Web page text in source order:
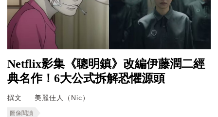
Netflix影集《聰明鎮》改編伊藤潤二經
典名作！6大公式拆解恐懼源頭
撰文 美麗佳人（Nic）
圖像閱讀